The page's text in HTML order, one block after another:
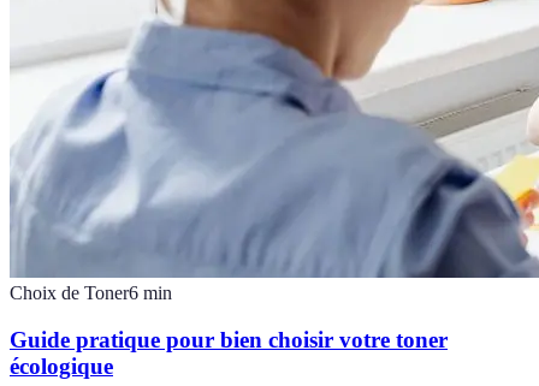
Choix de Toner6 min
Guide pratique pour bien choisir votre toner
écologique